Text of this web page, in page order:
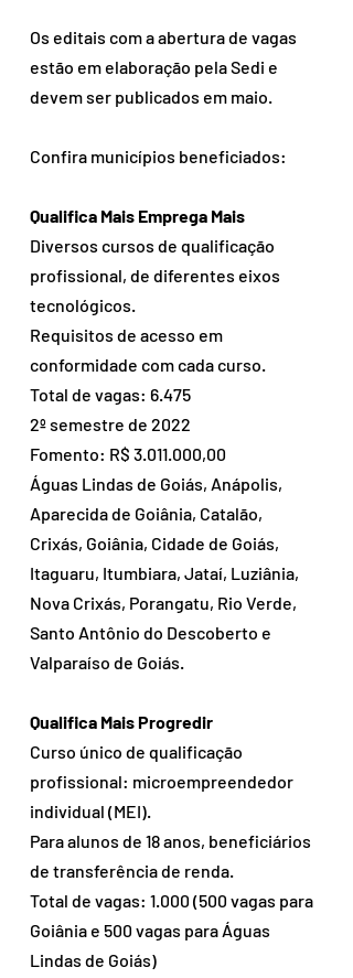
Os editais com a abertura de vagas
estão em elaboração pela Sedi e
devem ser publicados em maio.
Confira municípios beneficiados:
Qualifica Mais Emprega Mais
Diversos cursos de qualificação
profissional, de diferentes eixos
tecnológicos.
Requisitos de acesso em
conformidade com cada curso.
Total de vagas: 6.475
2º semestre de 2022
Fomento: R$ 3.011.000,00
Águas Lindas de Goiás, Anápolis,
Aparecida de Goiânia, Catalão,
Crixás, Goiânia, Cidade de Goiás,
Itaguaru, Itumbiara, Jataí, Luziânia,
Nova Crixás, Porangatu, Rio Verde,
Santo Antônio do Descoberto e
Valparaíso de Goiás.
Qualifica Mais Progredir
Curso único de qualificação
profissional: microempreendedor
individual (MEI).
Para alunos de 18 anos, beneficiários
de transferência de renda.
Total de vagas: 1.000 (500 vagas para
Goiânia e 500 vagas para Águas
Lindas de Goiás)